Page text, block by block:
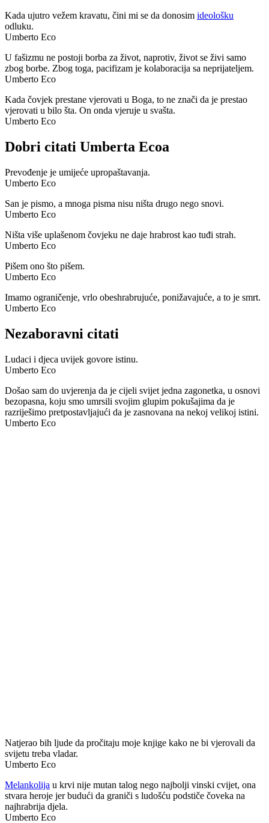
Kada ujutro vežem kravatu, čini mi se da donosim ideološku
odluku.
Umberto Eco
U fašizmu ne postoji borba za život, naprotiv, život se živi samo
zbog borbe. Zbog toga, pacifizam je kolaboracija sa neprijateljem.
Umberto Eco
Kada čovjek prestane vjerovati u Boga, to ne znači da je prestao
vjerovati u bilo šta. On onda vjeruje u svašta.
Umberto Eco
Dobri citati Umberta Ecoa
Prevođenje je umijeće upropaštavanja.
Umberto Eco
San je pismo, a mnoga pisma nisu ništa drugo nego snovi.
Umberto Eco
Ništa više uplašenom čovjeku ne daje hrabrost kao tuđi strah.
Umberto Eco
Pišem ono što pišem.
Umberto Eco
Imamo ograničenje, vrlo obeshrabrujuće, ponižavajuće, a to je smrt.
Umberto Eco
Nezaboravni citati
Ludaci i djeca uvijek govore istinu.
Umberto Eco
Došao sam do uvjerenja da je cijeli svijet jedna zagonetka, u osnovi
bezopasna, koju smo umrsili svojim glupim pokušajima da je
razriješimo pretpostavljajući da je zasnovana na nekoj velikoj istini.
Umberto Eco
Natjerao bih ljude da pročitaju moje knjige kako ne bi vjerovali da
svijetu treba vladar.
Umberto Eco
Melankolija u krvi nije mutan talog nego najbolji vinski cvijet, ona
stvara heroje jer budući da graniči s ludošću podstiče čoveka na
najhrabrija djela.
Umberto Eco